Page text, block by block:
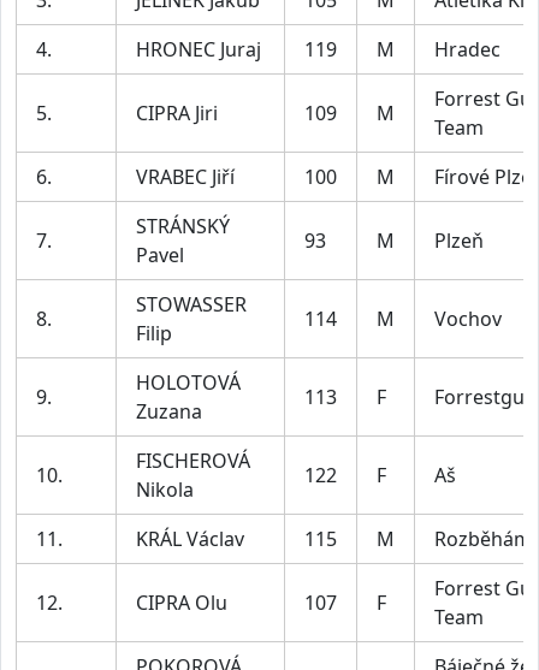
4.
HRONEC Juraj 119 M Hradec
5. CIPRA Jiri 109 M
Forrest
Team
6.
VRABEC Jiří 100 M Fírové
7.
STRÁNSKÝ
Pavel
93 M Plzeň
8.
STOWASSER
Filip
114 M Vochov
9.
HOLOTOVÁ
Zuzana
113 F
10.
FISCHEROVÁ
Nikola
122 F Aš
11. KRÁL Václav 115 M
12. CIPRA Olu 107 F
Forrest
Team